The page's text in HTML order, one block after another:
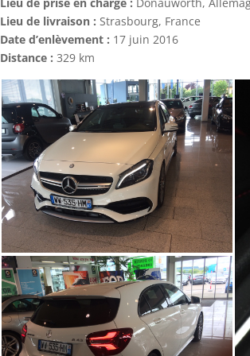
Lieu de livraison : Strasbourg, France
Date d’enlèvement : 17 juin 2016
Distance : 329 km